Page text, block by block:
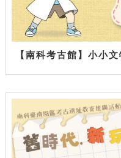
【南科考古館】小小